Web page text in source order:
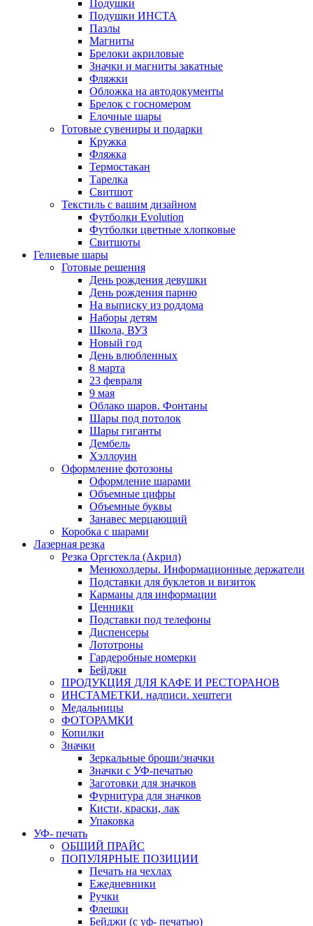
Подушки
Подушки ИНСТА
Пазлы
Магниты
Брелоки акриловые
Значки и магниты закатные
Фляжки
Обложка на автодокументы
Брелок с госномером
Елочные шары
Готовые сувениры и подарки
Кружка
Фляжка
Термостакан
Тарелка
Свитшот
Текстиль с вашим дизайном
Футболки Evolution
Футболки цветные хлопковые
Свитшоты
Гелиевые шары
Готовые решения
День рождения девушки
День рождения парню
На выписку из роддома
Наборы детям
Школа, ВУЗ
Новый год
День влюбленных
8 марта
23 февраля
9 мая
Облако шаров. Фонтаны
Шары под потолок
Шары гиганты
Дембель
Хэллоуин
Оформление фотозоны
Оформление шарами
Объемные цифры
Объемные буквы
Занавес мерцающий
Коробка с шарами
Лазерная резка
Резка Оргстекла (Акрил)
Менюхолдеры. Информационные держатели
Подставки для буклетов и визиток
Карманы для информации
Ценники
Подставки под телефоны
Диспенсеры
Лототроны
Гардеробные номерки
Бейджи
ПРОДУКЦИЯ ДЛЯ КАФЕ И РЕСТОРАНОВ
ИНСТАМЕТКИ. надписи. хештеги
Медальницы
ФОТОРАМКИ
Копилки
Значки
Зеркальные броши/значки
Значки с УФ-печатью
Заготовки для значков
Фурнитура для значков
Кисти, краски, лак
Упаковка
УФ- печать
ОБЩИЙ ПРАЙС
ПОПУЛЯРНЫЕ ПОЗИЦИИ
Печать на чехлах
Ежедневники
Ручки
Флешки
Бейджи (с уф- печатью)